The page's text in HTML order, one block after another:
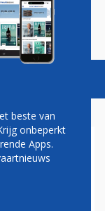
Vacatures
beste van
onbeperkt
Apps.